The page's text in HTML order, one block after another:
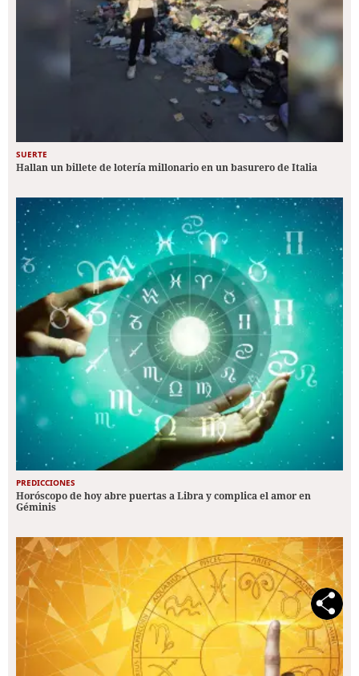
SUERTE
Hallan un billete de lotería millonario en un basurero de Italia
PREDICCIONES
Horóscopo de hoy abre puertas a Libra y complica el amor en
Géminis